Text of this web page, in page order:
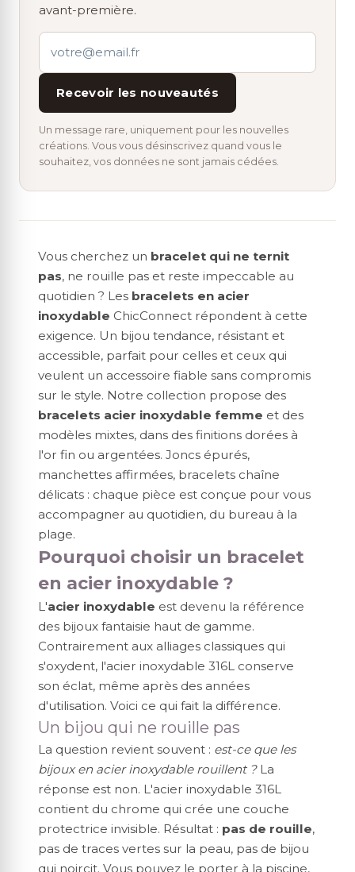
avant-première.
Recevoir les nouveautés
Un message rare, uniquement pour les nouvelles
créations. Vous vous désinscrivez quand vous le
souhaitez, vos données ne sont jamais cédées.
Vous cherchez un bracelet qui ne ternit
pas, ne rouille pas et reste impeccable au
quotidien ? Les bracelets en acier
inoxydable ChicConnect répondent à cette
exigence. Un bijou tendance, résistant et
accessible, parfait pour celles et ceux qui
veulent un accessoire fiable sans compromis
sur le style. Notre collection propose des
bracelets acier inoxydable femme et des
modèles mixtes, dans des finitions dorées à
l'or fin ou argentées. Joncs épurés,
manchettes affirmées, bracelets chaîne
délicats : chaque pièce est conçue pour vous
accompagner au quotidien, du bureau à la
plage.
Pourquoi choisir un bracelet
en acier inoxydable ?
L'acier inoxydable est devenu la référence
des bijoux fantaisie haut de gamme.
Contrairement aux alliages classiques qui
s'oxydent, l'acier inoxydable 316L conserve
son éclat, même après des années
d'utilisation. Voici ce qui fait la différence.
Un bijou qui ne rouille pas
La question revient souvent : est-ce que les
bijoux en acier inoxydable rouillent ?La
réponse est non. L'acier inoxydable 316L
contient du chrome qui crée une couche
protectrice invisible. Résultat : pas de rouille,
pas de traces vertes sur la peau, pas de bijou
qui noircit. Vous pouvez le porter à la piscine,